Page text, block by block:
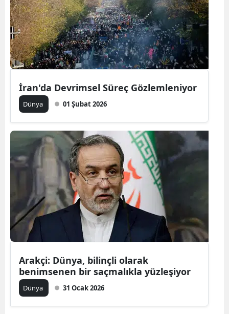
İran'da Devrimsel Süreç Gözlemleniyor
Dünya 01 Şubat 2026
Arakçi: Dünya, bilinçli olarak
benimsenen bir saçmalıkla yüzleşiyor
Dünya 31 Ocak 2026